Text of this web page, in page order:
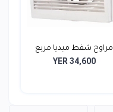
مراوح شفط ميديا مربع
مع...
YER 34,600